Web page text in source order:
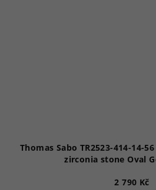
Thomas Sabo TR2523-414-14-
zirconia stone Oval
2 790 Kč